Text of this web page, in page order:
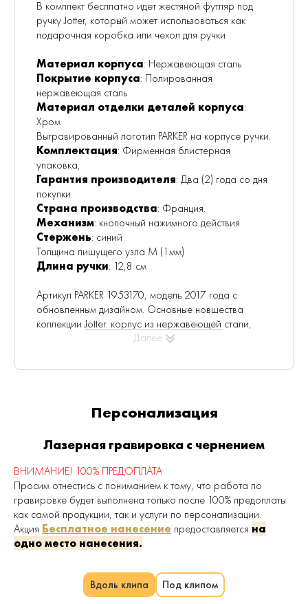
В комплект бесплатно идет жестяной футляр под
ручку Jotter, который может использоваться как
подарочная коробка или чехол для ручки
Материал корпуса: Нержавеющая сталь
Покрытие корпуса: Полированная
нержавеющая сталь
Материал отделки деталей корпуса:
Хром
Выгравированный логотип PARKER на корпусе ручки.
Комплектация: Фирменная блистерная
упаковка,
Гарантия производителя: Два (2) года со дня
покупки.
Страна производства: Франция.
Механизм: кнопочный нажимного действия
Стержень: синий
Толщина пишущего узла M (1мм)
Длина ручки: 12,8 см
Артикул PARKER 1953170, модель 2017 года с
обновленным дизайном. Основные новшества
коллекции Jotter: корпус из нержавеющей стали,
новый зажим, измененный для соответствия
усовершенствованный легендарный звук "клик",
Данная ручка позволяет использовать как
шариковый стержень, так и гелевый стержень.
Шариковая ручка Parker Jotter Stainless Steel CT
поставляется в усовершенствованной подарочной
коробке с обновленным дизайном.
(Артикулы данной ручки более раннего
периода выпуска: k61, S0705560, S0705540 )
Изменение подарочной упаковки
: С марта
2020 на наших производствах постепенно начался
переход на новые подарочные коробки без
листовок с гарантийным талоном. Это означает, что
уже в апреле Вы можете получить ручки в новых
Далее
Персонализация
Лазерная гравировка с чернением
ВНИМАНИЕ! 100% ПРЕДОПЛАТА
Просим отнестись с пониманием к тому, что работа по
гравировке будет выполнена только после 100% предоплаты
как самой продукции, так и услуги по персонализации.
Акция Бесплатное нанесение предоставляется на
одно место нанесения.
Вдоль клипа Под клипом